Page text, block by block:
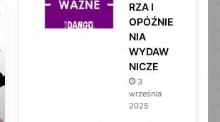
7
RZA I
OPÓŹNIE
NIA
WYDAW
NICZE
3
września
2025